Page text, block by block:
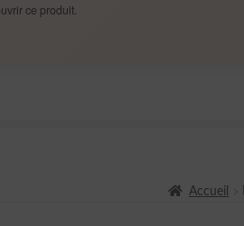
ce produit.
Accueil